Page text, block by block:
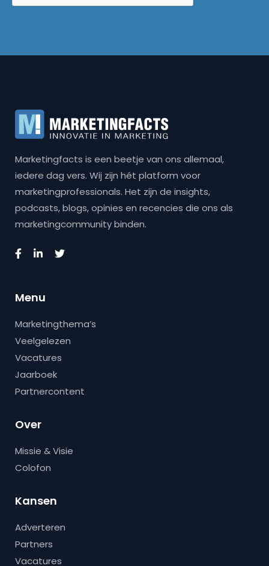
Marketingfacts is een beetje van ons allemaal,
iedere dag vers. Wij zijn hét platform voor
marketingprofessionals. Het zijn de insights,
podcasts, blogs, opinies en recencies die ons als
marketingcommunity binden.
Menu
Marketingthema’s
Veelgelezen
Vacatures
Jaarboek
Partnercontent
Over
Missie & Visie
Colofon
Kansen
Adverteren
Partners
Vacatures